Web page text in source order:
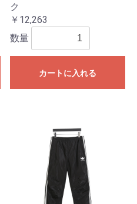
ク
￥12,263
数量
カートに入れる